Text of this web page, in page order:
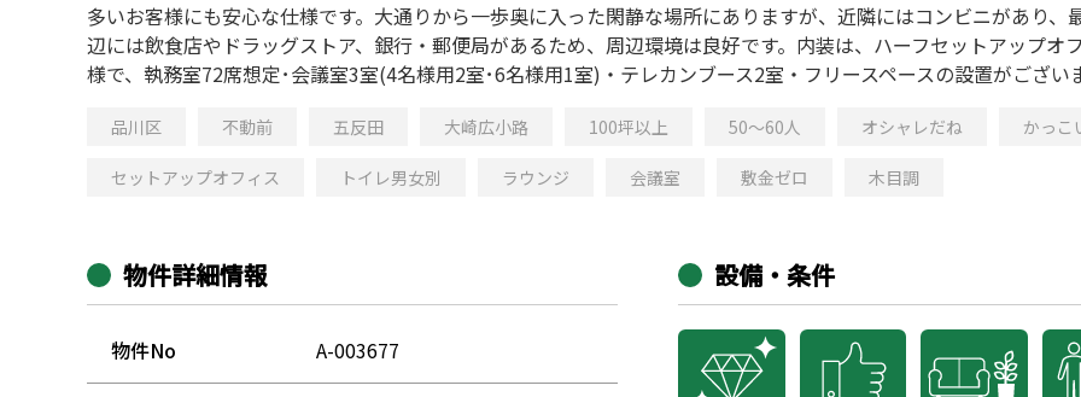
多いお客様にも安心な仕様です。大通りから一歩奥に入った閑静な場所にありますが、近隣にはコンビニがあり、
辺には飲食店やドラッグストア、銀行・郵便局があるため、周辺環境は良好です。内装は、ハーフセットアップオ
様で、執務室72席想定･会議室3室(4名様用2室･6名様用1室)・テレカンブース2室・フリースペースの設置がござい
品川区 不動前 五反田 大崎広小路 100坪以上 50～60人 オシャレだね かっこ
セットアップオフィス トイレ男女別 ラウンジ 会議室 敷金ゼロ 木目調
物件詳細情報
物件No A-003677
設備・条件